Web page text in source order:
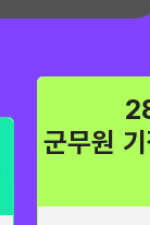
군무원